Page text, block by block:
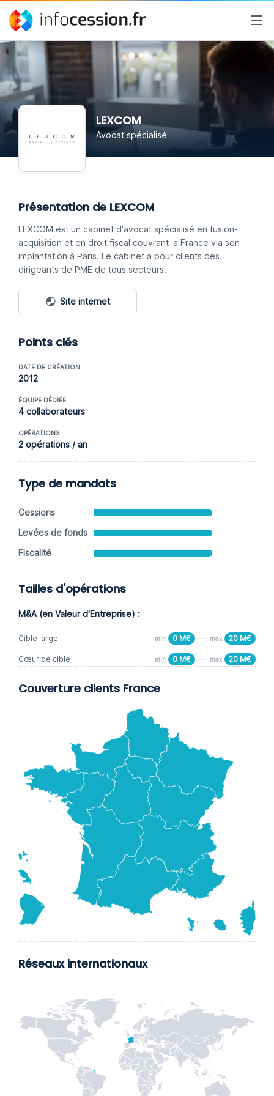
LEXCOM
Avocat spécialisé
Présentation de LEXCOM
LEXCOM est un cabinet d'avocat spécialisé en fusion-
acquisition et en droit fiscal couvrant la France via son
implantation à Paris. Le cabinet a pour clients des
dirigeants de PME de tous secteurs.
Site internet
Points clés
DATE DE CRÉATION
2012
ÈQUIPE DÉDIÉE
4 collaborateurs
OPÉRATIONS
2 opérations / an
Type de mandats
Cessions
Levées de fonds
Fiscalité
Tailles d'opérations
M&A (en Valeur d'Entreprise) :
Cible large min 0 M€ max 20 M€
Cœur de cible min 0 M€ max 20 M€
Couverture clients France
Réseaux internationaux